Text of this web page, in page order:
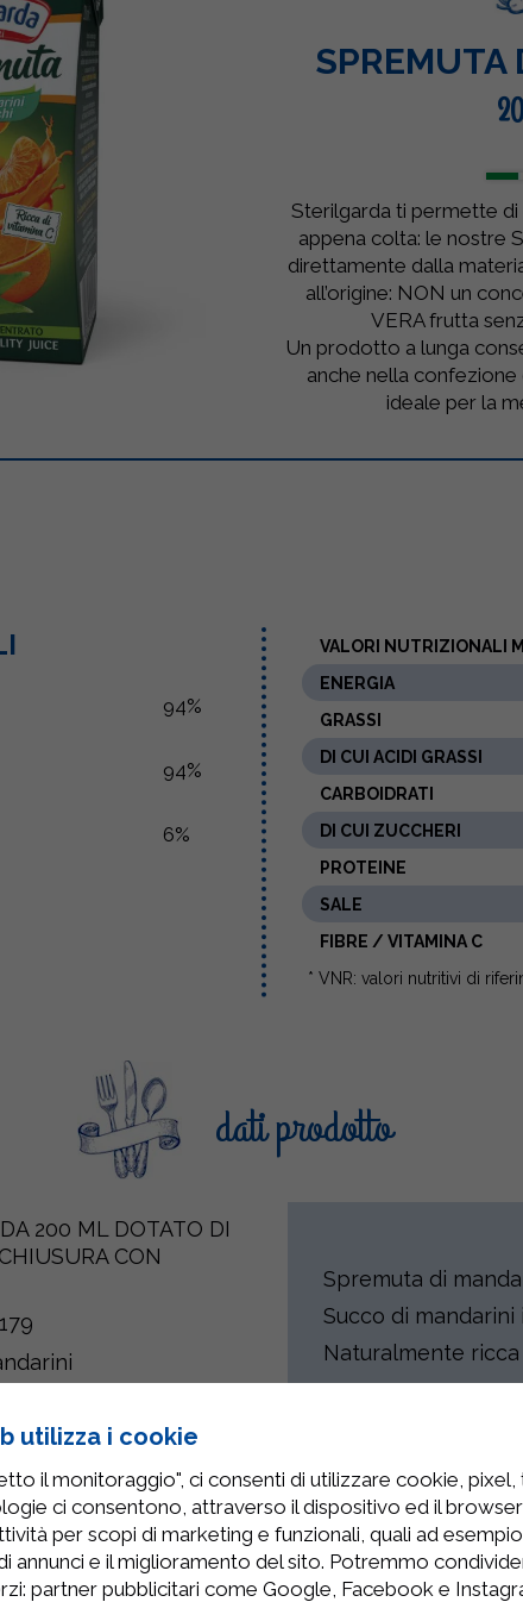
SPREMUTA
Sterilgarda ti permette
appena colta: le nostre
direttamente dalla
all’origine: NON un
VERA frutta
Un prodotto a lunga
anche nella
ideale per la
94%
94%
6%
VALORI NUTRIZIONALI
ENERGIA
GRASSI
DI CUI ACIDI GRASSI
CARBOIDRATI
DI CUI ZUCCHERI
PROTEINE
SALE
FIBRE / VITAMINA C
* VNR: valori nutritivi di
dati prodotto
200 ML DOTATO DI
CON
Spremuta di
Succo di
Naturalmente ricca
Prodotti Correlati
utilizza i cookie
il monitoraggio", ci consenti di utilizzare cookie,
ci consentono, attraverso il dispositivo ed il
per scopi di marketing e funzionali, quali ad
annunci e il miglioramento del sito. Potremmo
partner pubblicitari come Google, Facebook e